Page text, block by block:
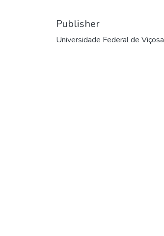
Publisher
Universidade Federal de Viçosa